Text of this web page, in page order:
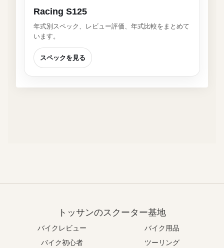
Racing S125
年式別スペック、レビュー評価、年式比較をまとめて
います。
スペックを見る
トッサンのスクーター基地
バイクレビュー
バイク用品
バイク初心者
ツーリング